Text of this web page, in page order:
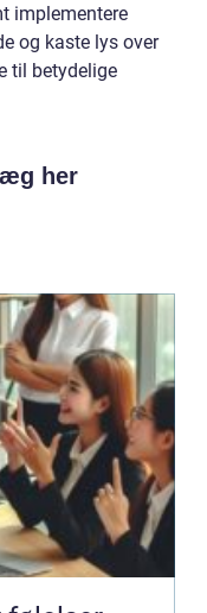
implementere
og kaste lys over
til betydelige
her